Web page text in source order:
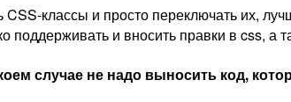
классы и просто переключать их,
и вносить правки в css, а
случае не надо выносить код,